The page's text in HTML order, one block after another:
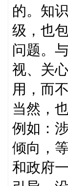
的。知
级，也
问题。
视、关
用，而
当然，
例如：
倾向，
和政府